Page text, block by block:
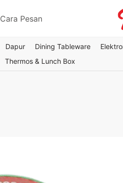
Cara Pesan
Dapur Dining Tableware
Thermos & Lunch Box